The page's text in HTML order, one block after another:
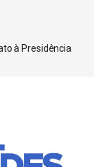
à Presidência